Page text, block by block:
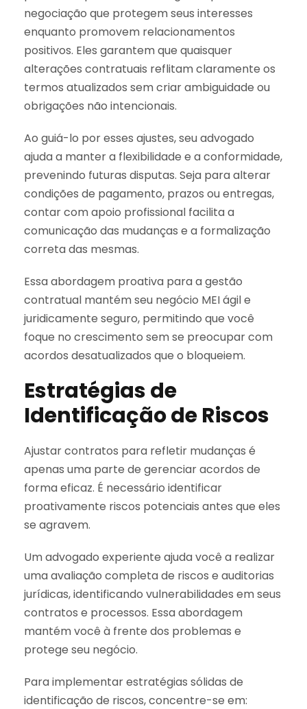
negociação que protegem seus interesses
enquanto promovem relacionamentos
positivos. Eles garantem que quaisquer
alterações contratuais reflitam claramente os
termos atualizados sem criar ambiguidade ou
obrigações não intencionais.
Ao guiá-lo por esses ajustes, seu advogado
ajuda a manter a flexibilidade e a conformidade,
prevenindo futuras disputas. Seja para alterar
condições de pagamento, prazos ou entregas,
contar com apoio profissional facilita a
comunicação das mudanças e a formalização
correta das mesmas.
Essa abordagem proativa para a gestão
contratual mantém seu negócio MEI ágil e
juridicamente seguro, permitindo que você
foque no crescimento sem se preocupar com
acordos desatualizados que o bloqueiem.
Estratégias de
Identificação de Riscos
Ajustar contratos para refletir mudanças é
apenas uma parte de gerenciar acordos de
forma eficaz. É necessário identificar
proativamente riscos potenciais antes que eles
se agravem.
Um advogado experiente ajuda você a realizar
uma avaliação completa de riscos e auditorias
jurídicas, identificando vulnerabilidades em seus
contratos e processos. Essa abordagem
mantém você à frente dos problemas e
protege seu negócio.
Para implementar estratégias sólidas de
identificação de riscos, concentre-se em: